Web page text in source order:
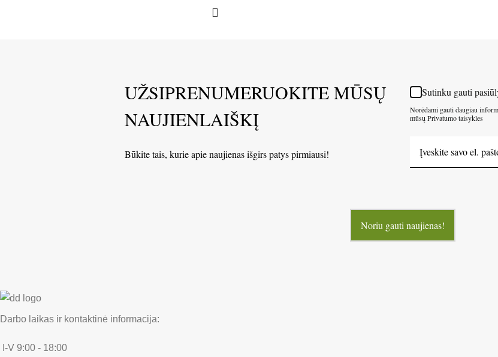
UŽSIPRENUMERUOKITE MŪSŲ
NAUJIENLAIŠKĮ
Būkite tais, kurie apie naujienas išgirs patys pirmiausi!
Sutinku gauti
Norėdami gauti daugiau
mūsų Privatumo taisykles
Noriu gauti naujienas!
Darbo laikas ir kontaktinė informacija:
I-V 9:00 - 18:00